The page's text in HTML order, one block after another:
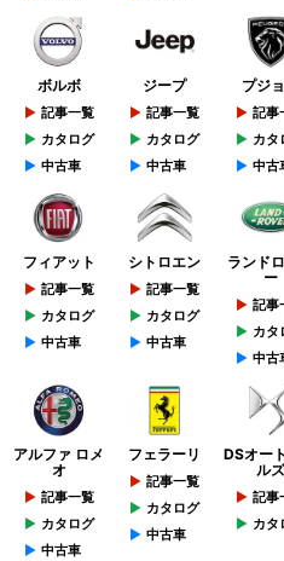
ボルボ
記事一覧
カタログ
中古車
ジープ
記事一覧
カタログ
中古車
プジ
記事
カタ
中古
フィアット
記事一覧
カタログ
中古車
シトロエン
記事一覧
カタログ
中古車
ランド
ー
記事
カタ
中古
アルファ ロメ
オ
記事一覧
カタログ
中古車
フェラーリ
記事一覧
カタログ
中古車
DSオー
ルズ
記事
カタ